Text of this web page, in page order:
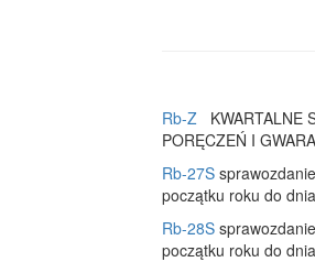
Rb-Z
KWARTALNE
PORĘCZEŃ I
Rb-27S
początku roku do
Rb-28S
początku roku do